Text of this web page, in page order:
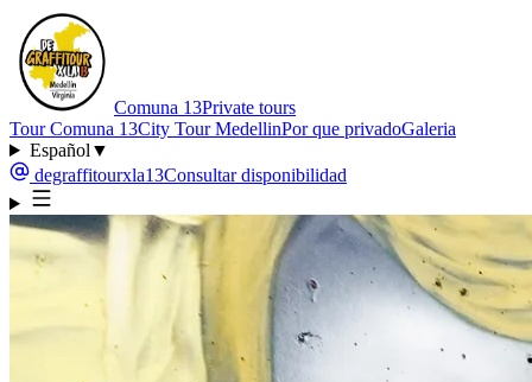
Comuna 13Private tours
Tour Comuna 13City Tour MedellinPor que privadoGaleria
Español ▼
degraffitourxla13Consultar disponibilidad